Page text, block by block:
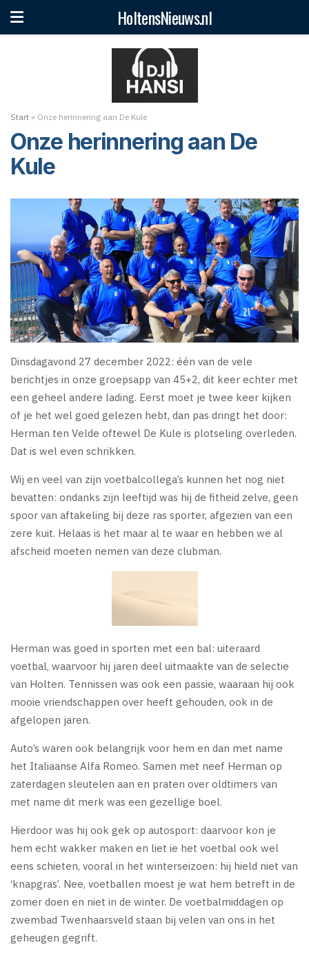
HoltensNieuws.nl
Start » Onze herinnering aan De Kule
Onze herinnering aan De
Kule
Dinsdagavond 27 december 2022: één van de vele
berichtjes in onze groepsapp van 45+2, dit keer echter met
een geheel andere lading. Eerst moet je twee keer kijken
of je het wel goed gelezen hebt, dan pas dringt het door:
Herman ten Velde oftewel De Kule is plotseling overleden.
Dat is wel even schrikken.
Wij en veel van zijn voetbalcollega’s kunnen het nog niet
bevatten: ondanks zijn leeftijd was hij de fitheid zelve, geen
spoor van aftakeling bij deze ras sporter, afgezien van een
zere kuit. Helaas is het maar al te waar en hebben we al
afscheid moeten nemen van deze clubman.
Herman was goed in sporten met een bal: uiteraard
voetbal, waarvoor hij jaren deel uitmaakte van de selectie
van Holten. Tennissen was ook een passie, waaraan hij ook
mooie vriendschappen over heeft gehouden, ook in de
afgelopen jaren.
Auto’s waren ook belangrijk voor hem en dan met name
het Italiaanse Alfa Romeo. Samen met neef Herman op
zaterdagen sleutelen aan en praten over oldtimers van
met name dit merk was een gezellige boel.
Hierdoor was hij ook gek op autosport: daarvoor kon je
hem echt wakker maken en liet ie het voetbal ook wel
eens schieten, vooral in het winterseizoen: hij hield niet van
‘knapgras’. Nee, voetballen moest je wat hem betreft in de
zomer doen en niet in de winter. De voetbalmiddagen op
zwembad Twenhaarsveld staan bij velen van ons in het
geheugen gegrift.